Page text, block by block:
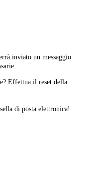
inviato un messaggio
Effettua il reset della
di posta elettronica!